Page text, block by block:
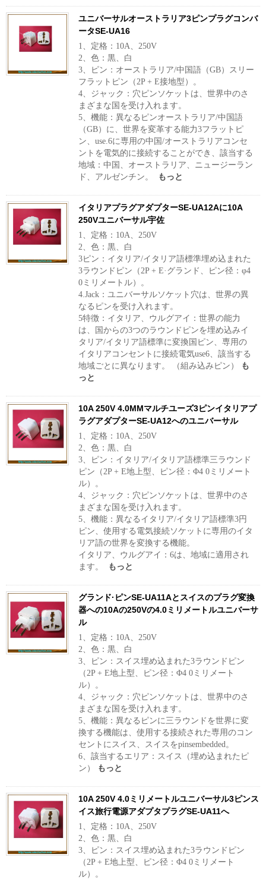
ユニバーサルオーストラリア3ピンプラグコンバ
ータSE-UA16
1、定格：10A、250V
2、色：黒、白
3、ピン：オーストラリア/中国語（GB）スリー
フラットピン（2P + E接地型）。
4、ジャック：穴ピンソケットは、世界中のさ
まざまな国を受け入れます。
5、機能：異なるピンオーストラリア/中国語
（GB）に、世界を変革する能力3フラット​​ピ
ン、use.6に専用の中国/オーストラリアコンセ
ントを電気的に接続することができ、該当する
地域：中国、オーストラリア、ニュージーラン
ド、アルゼンチン。
もっと
イタリアプラグアダプターSE-UA12Aに10A
250Vユニバーサル宇佐
1、定格：10A、250V
2、色：黒、白
3ピン：イタリア/イタリア語標準埋め込まれた
3ラウンドピン（2P + E·グランド、ピン径：φ4
0ミリメートル）。
4.Jack：ユニバーサルソケット穴は、世界の異
なるピンを受け入れます。
5特徴：イタリア、ウルグアイ：世界の能力
は、国からの3つのラウンドピンを埋め込みイ
タリア/イタリア語標準に変換国ピン、専用の
イタリアコンセントに接続電気use6、該当する
地域ごとに異なります。 （組み込みピン）
も
っと
10A 250V 4.0MMマルチユーズ3ピンイタリアプ
ラグアダプターSE-UA12へのユニバーサル
1、定格：10A、250V
2、色：黒、白
3、ピン：イタリア/イタリア語標準三ラウンド
ピン（2P + E地上型、ピン径：Φ4 0ミリメート
ル）。
4、ジャック：穴ピンソケットは、世界中のさ
まざまな国を受け入れます。
5、機能：異なるイタリア/イタリア語標準3円
ピン、使用する電気接続ソケットに専用のイタ
リア語の世界を変換する機能。
イタリア、ウルグアイ：6は、地域に適用され
ます。
もっと
グランド·ピンSE-UA11Aとスイスのプラグ変換
器への10Aの250Vの4.0ミリメートルユニバーサ
ル
1、定格：10A、250V
2、色：黒、白
3、ピン：スイス埋め込まれた3ラウンドピン
（2P + E地上型、ピン径：Φ4 0ミリメート
ル）。
4、ジャック：穴ピンソケットは、世界中のさ
まざまな国を受け入れます。
5、機能：異なるピンに三ラウンドを世界に変
換する機能は、使用する接続された専用のコン
セントにスイス、スイスをpinsembedded。
6、該当するエリア：スイス（埋め込まれたピ
ン）
もっと
10A 250V 4.0ミリメートルユニバーサル3ピンス
イス旅行電源アダプタプラグSE-UA11へ
1、定格：10A、250V
2、色：黒、白
3、ピン：スイス埋め込まれた3ラウンドピン
（2P + E地上型、ピン径：Φ4 0ミリメート
ル）。